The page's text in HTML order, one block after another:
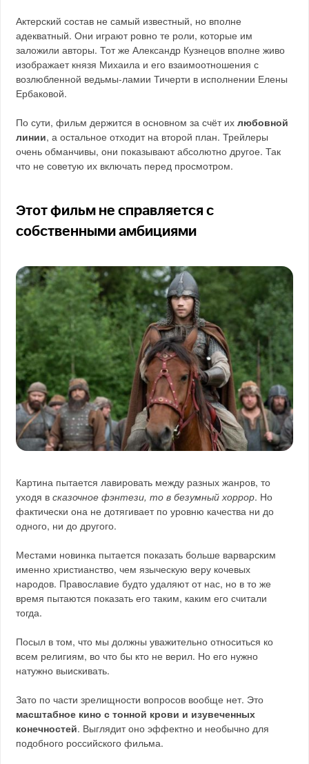
Актерский состав не самый известный, но вполне
адекватный. Они играют ровно те роли, которые им
заложили авторы. Тот же Александр Кузнецов вполне живо
изображает князя Михаила и его взаимоотношения с
возлюбленной ведьмы-ламии Тичерти в исполнении Елены
Ербаковой.
По сути, фильм держится в основном за счёт ихлюбовной
линии, а остальное отходит на второй план. Трейлеры
очень обманчивы, они показывают абсолютно другое. Так
что не советую их включать перед просмотром.
Этот фильм не справляется с
собственными амбициями
Картина пытается лавировать между разных жанров, то
уходя всказочное фэнтези, то в безумный хоррор. Но
фактически она не дотягивает по уровню качества ни до
одного, ни до другого.
Местами новинка пытается показать больше варварским
именно христианство, чем языческую веру кочевых
народов. Православие будто удаляют от нас, но в то же
время пытаются показать его таким, каким его считали
тогда.
Посыл в том, что мы должны уважительно относиться ко
всем религиям, во что бы кто не верил. Но его нужно
натужно выискивать.
Зато по части зрелищности вопросов вообще нет. Это
масштабное кино с тонной крови и изувеченных
конечностей. Выглядит оно эффектно и необычно для
подобного российского фильма.